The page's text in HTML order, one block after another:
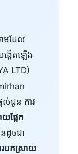
មដែល
កើតឡើង
LTD)
តល់ជូន ការ
ផ្អែក
ដូចជា
របកស្រាយ